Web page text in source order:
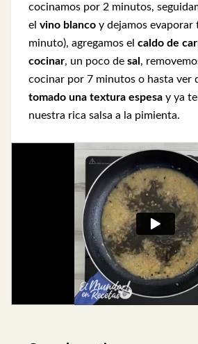
cocinamos por 2 minutos,
el vino blanco y dejamos evaporar
minuto), agregamos el caldo de
cocinar, un poco de sal ,
cocinar por 7 minutos o hasta ver
tomado una textura espesa y ya
nuestra rica salsa a la pimienta.